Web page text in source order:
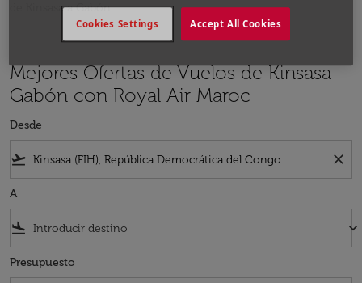
de Kinsasa a Gabón
Mejores Ofertas de Vuelos de Kinsasa
Gabón con Royal Air Maroc
Desde
flight_takeoff close
A
flight_land keyboard_arrow_down
Presupuesto
Accept All Cookies
Cookies Settings